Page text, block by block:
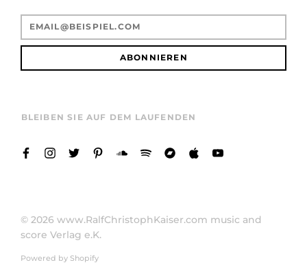
ABONNIEREN
BLEIBEN SIE AUF DEM LAUFENDEN
© 2026 www.RalfChristophKaiser.com music and
score Verlag e.K.
Powered by Shopify